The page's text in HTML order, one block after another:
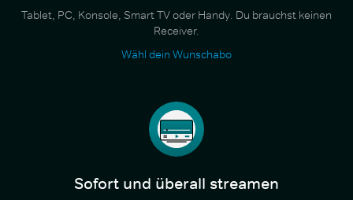
Tablet, PC, Konsole, Smart TV oder Handy. Du brauchst keinen
Receiver.
Wähl dein Wunschabo
Sofort und überall streamen